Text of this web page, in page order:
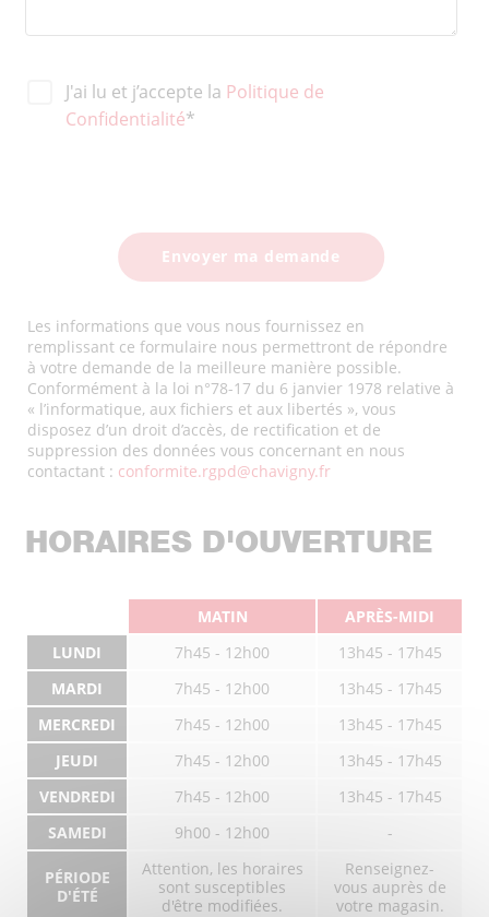
J'ai lu et j’accepte la Politique de
Confidentialité*
Les informations que vous nous fournissez en
remplissant ce formulaire nous permettront de répondre
à votre demande de la meilleure manière possible.
Conformément à la loi n°78-17 du 6 janvier 1978 relative à
« l’informatique, aux fichiers et aux libertés », vous
disposez d’un droit d’accès, de rectification et de
suppression des données vous concernant en nous
contactant : conformite.rgpd@chavigny.fr
HORAIRES D'OUVERTURE
MATIN
APRÈS-MIDI
LUNDI
7h45 - 12h00
13h45 - 17h45
MARDI
7h45 - 12h00
13h45 - 17h45
MERCREDI
7h45 - 12h00
13h45 - 17h45
JEUDI
7h45 - 12h00
13h45 - 17h45
VENDREDI
7h45 - 12h00
13h45 - 17h45
SAMEDI
9h00 - 12h00 -
PÉRIODE
D'ÉTÉ
Attention, les horaires
sont susceptibles
d'être modifiées.
Renseignez-
vous auprès de
votre magasin.